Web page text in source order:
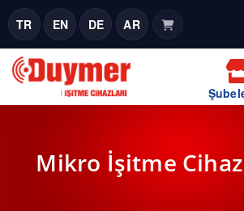
TR EN DE AR
Mikro İşitme